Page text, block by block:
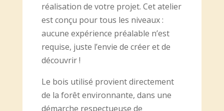
réalisation de votre projet. Cet atelier
est conçu pour tous les niveaux :
aucune expérience préalable n’est
requise, juste l’envie de créer et de
découvrir !
Le bois utilisé provient directement
de la forêt environnante, dans une
démarche respectueuse de